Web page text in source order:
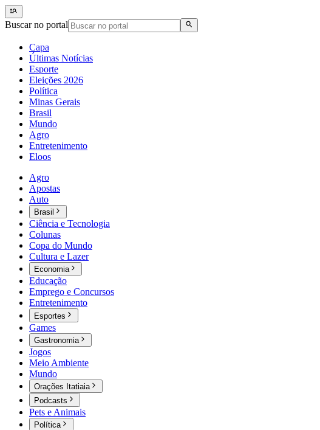
Buscar no portal
Capa
Últimas Notícias
Esporte
Eleições 2026
Política
Minas Gerais
Brasil
Mundo
Agro
Entretenimento
Eloos
Agro
Apostas
Auto
Brasil
Ciência e Tecnologia
Colunas
Copa do Mundo
Cultura e Lazer
Economia
Educação
Emprego e Concursos
Entretenimento
Esportes
Games
Gastronomia
Jogos
Meio Ambiente
Mundo
Orações Itatiaia
Podcasts
Pets e Animais
Política